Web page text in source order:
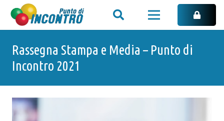
Rassegna Stampa e Media – Punto di
Incontro 2021